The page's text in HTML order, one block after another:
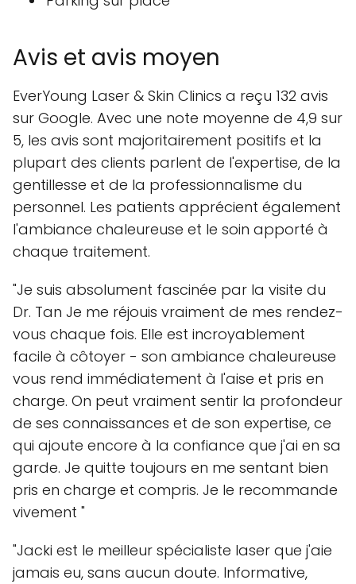
Avis et avis moyen
EverYoung Laser & Skin Clinics a reçu 132 avis
sur Google. Avec une note moyenne de 4,9 sur
5, les avis sont majoritairement positifs et la
plupart des clients parlent de l'expertise, de la
gentillesse et de la professionnalisme du
personnel. Les patients apprécient également
l'ambiance chaleureuse et le soin apporté à
chaque traitement.
"Je suis absolument fascinée par la visite du
Dr. Tan Je me réjouis vraiment de mes rendez-
vous chaque fois. Elle est incroyablement
facile à côtoyer - son ambiance chaleureuse
vous rend immédiatement à l'aise et pris en
charge. On peut vraiment sentir la profondeur
de ses connaissances et de son expertise, ce
qui ajoute encore à la confiance que j'ai en sa
garde. Je quitte toujours en me sentant bien
pris en charge et compris. Je le recommande
vivement "
"Jacki est le meilleur spécialiste laser que j'aie
jamais eu, sans aucun doute. Informative,